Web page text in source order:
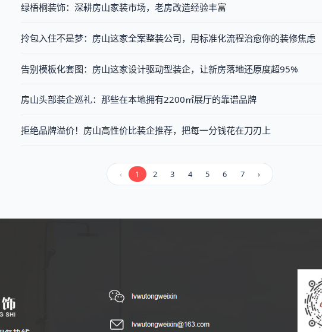
绿梧桐装饰：深耕房山家装市场，老房改造经验丰富
拎包入住不是梦：房山这家全案整装公司，用标准化流程治愈你的装修焦虑
告别模板化套图：房山这家设计驱动型装企，让新房落地还原度超95%
房山头部装企巡礼：那些在本地拥有2200㎡展厅的靠谱品牌
拒绝品牌溢价！房山高性价比装企推荐，把每一分钱花在刀刃上
‹ 1 2 3 4 5 6 7 ›